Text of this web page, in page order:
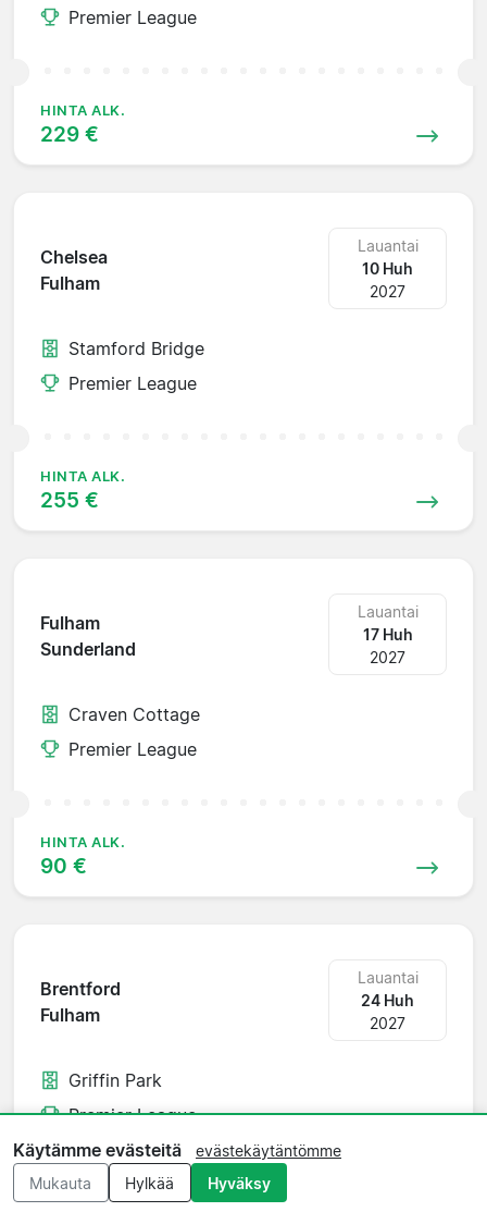
Premier League
HINTA ALK.
229 €
Chelsea
Fulham
Lauantai
10 Huh
2027
Stamford Bridge
Premier League
HINTA ALK.
255 €
Fulham
Sunderland
Lauantai
17 Huh
2027
Craven Cottage
Premier League
HINTA ALK.
90 €
Brentford
Fulham
Lauantai
24 Huh
2027
Griffin Park
Premier League
HINTA ALK.
Käytämme evästeitä
evästekäytäntömme
Mukauta
Hylkää Hyväksy